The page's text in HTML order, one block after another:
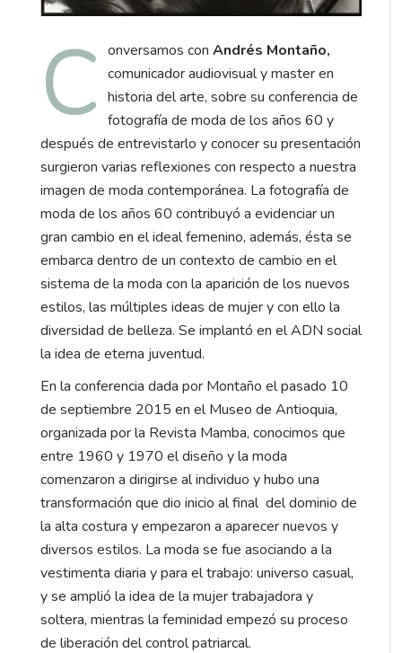
C onversamos con Andrés Montaño,
comunicador audiovisual y master en
historia del arte, sobre su conferencia de
fotografía de moda de los años 60 y
después de entrevistarlo y conocer su presentación
surgieron varias reflexiones con respecto a nuestra
imagen de moda contemporánea. La fotografía de
moda de los años 60 contribuyó a evidenciar un
gran cambio en el ideal femenino, además, ésta se
embarca dentro de un contexto de cambio en el
sistema de la moda con la aparición de los nuevos
estilos, las múltiples ideas de mujer y con ello la
diversidad de belleza. Se implantó en el ADN social
la idea de eterna juventud.
En la conferencia dada por Montaño el pasado 10
de septiembre 2015 en el Museo de Antioquia,
organizada por la Revista Mamba, conocimos que
entre 1960 y 1970 el diseño y la moda
comenzaron a dirigirse al individuo y hubo una
transformación que dio inicio al final del dominio de
la alta costura y empezaron a aparecer nuevos y
diversos estilos. La moda se fue asociando a la
vestimenta diaria y para el trabajo: universo casual,
y se amplió la idea de la mujer trabajadora y
soltera, mientras la feminidad empezó su proceso
de liberación del control patriarcal.